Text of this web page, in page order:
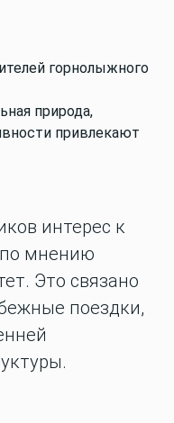
горнолыжного
природа,
привлекают
интерес к
мнению
Это связано
поездки,